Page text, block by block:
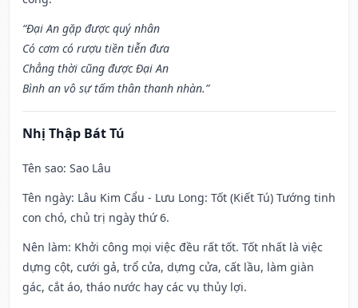
“Đại An gặp được quý nhân
Có cơm có rượu tiền tiễn đưa
Chẳng thời cũng được Đại An
Bình an vô sự tấm thân thanh nhàn.”
Nhị Thập Bát Tú
Tên sao: Sao Lâu
Tên ngày: Lâu Kim Cẩu - Lưu Long: Tốt (Kiết Tú) Tướng tinh
con chó, chủ trị ngày thứ 6.
Nên làm: Khởi công mọi việc đều rất tốt. Tốt nhất là việc
dựng cột, cưới gả, trổ cửa, dựng cửa, cất lầu, làm giàn
gác, cắt áo, tháo nước hay các vụ thủy lợi.